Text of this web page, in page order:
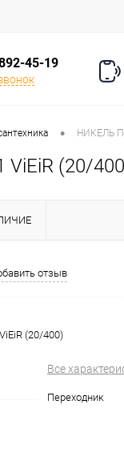
45-19
• НИКЕЛЬ
(20/
отзыв
(20/400)
Все
Переходник